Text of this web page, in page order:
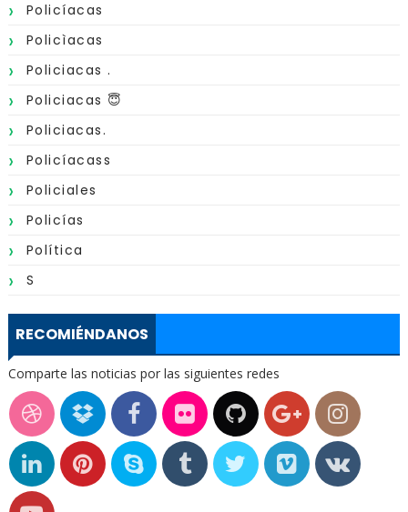
Policíacas
Policìacas
Policiacas .
Policiacas 😇
Policiacas.
Policíacass
Policiales
Policías
Política
S
RECOMIÉNDANOS
Comparte las noticias por las siguientes redes